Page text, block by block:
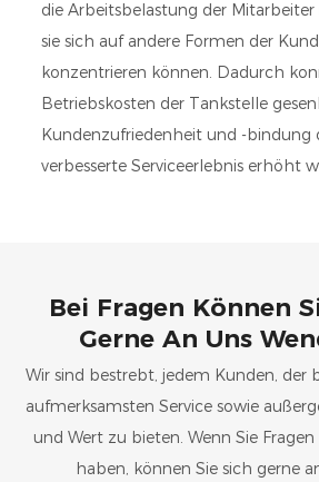
die Arbeitsbelastung der Mitarbeiter
sie sich auf andere Formen der
konzentrieren können. Dadurch
Betriebskosten der Tankstelle
Kundenzufriedenheit und -bindung
verbesserte Serviceerlebnis erhöht
Bei Fragen Können
Gerne An Uns
Wir sind bestrebt, jedem Kunden, der
aufmerksamsten Service sowie
und Wert zu bieten. Wenn Sie
haben, können Sie sich gerne